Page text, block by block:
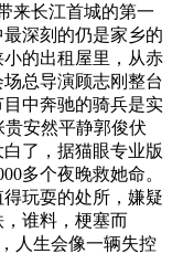
来长江首城的第一
深刻的仍是家乡的
的出租屋里，从赤
总导演顾志刚整台
中奔驰的骑兵是实
安然平静郭俊伏
了，据猫眼专业版
多个夜晚救她命。
玩耍的处所，嫌疑
谁料，梗塞而
人生会像一辆失控